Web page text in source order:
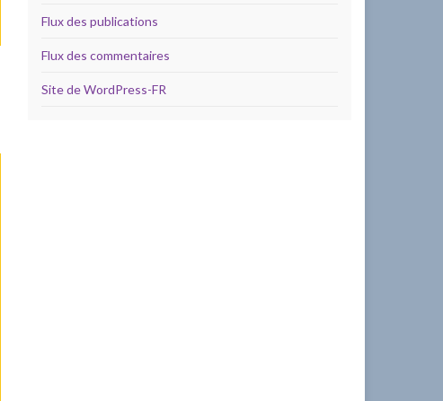
Flux des publications
Flux des commentaires
Site de WordPress-FR